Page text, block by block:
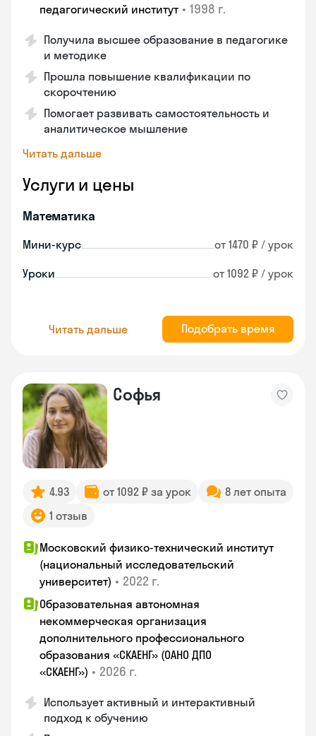
педагогический институт • 1998 г.
Получила высшее образование в педагогике
и методике
Прошла повышение квалификации по
скорочтению
Помогает развивать самостоятельность и
аналитическое мышление
Читать дальше
Услуги и цены
Математика
Мини-курс от 1470 ₽ / урок
Уроки от 1092 ₽ / урок
Читать дальше Подобрать время
Софья
4.93 от 1092 ₽ за урок
8 лет опыта
1 отзыв
Московский физико-технический институт
(национальный исследовательский
университет) • 2022 г.
Образовательная автономная
некоммерческая организация
дополнительного профессионального
образования «СКАЕНГ» (ОАНО ДПО
«СКАЕНГ») • 2026 г.
Использует активный и интерактивный
подход к обучению